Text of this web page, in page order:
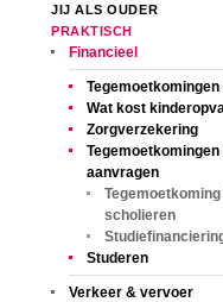
JIJ ALS OUDER
PRAKTISCH
Financieel
Wat kost
Zorgverzekering
aanvragen
scholieren
Studeren
Verkeer & vervoer